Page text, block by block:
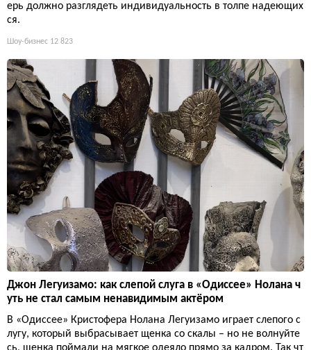
ерь должно разглядеть индивидуальность в толпе надеющих
ся.
Шоу-бизнес 12 823
Джон Легуизамо: как слепой слуга в «Одиссее» Нолана ч
уть не стал самым ненавидимым актёром
В «Одиссее» Кристофера Нолана Легуизамо играет слепого с
лугу, который выбрасывает щенка со скалы – но не волнуйте